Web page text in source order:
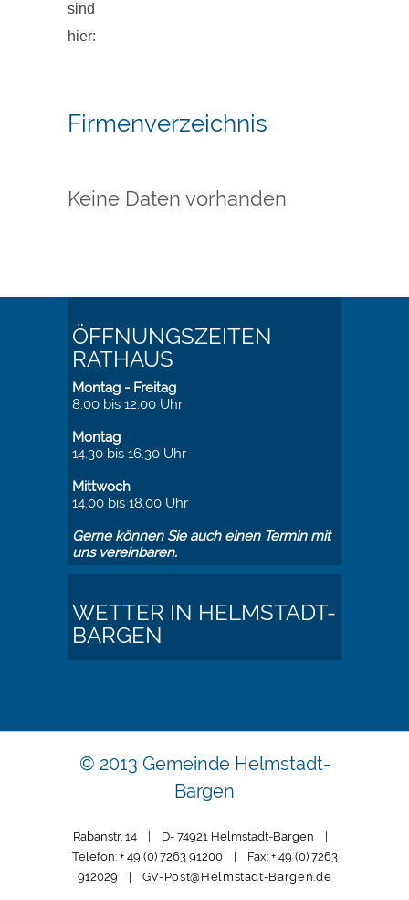
sind
hier:
Firmenverzeichnis
Keine Daten vorhanden
ÖFFNUNGSZEITEN
RATHAUS
Montag - Freitag
8.00 bis 12.00 Uhr
Montag
14.30 bis 16.30 Uhr
Mittwoch
14.00 bis 18.00 Uhr
Gerne können Sie auch einen Termin mit
uns vereinbaren.
WETTER IN HELMSTADT-
BARGEN
© 2013 Gemeinde Helmstadt-
Bargen
Rabanstr. 14 | D- 74921 Helmstadt-Bargen |
Telefon: + 49 (0) 7263 91200 | Fax: + 49 (0) 7263
912029 | GV-Post@Helmstadt-Bargen.de